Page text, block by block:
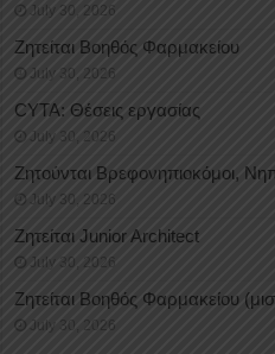
July 30, 2026
Ζητείται Βοηθός Φαρμακείου
July 30, 2026
CYTA: Θέσεις εργασίας
July 30, 2026
Ζητούνται Βρεφονηπιοκόμοι,
July 30, 2026
Ζητείται Junior Architect
July 30, 2026
Ζητείται Βοηθός Φαρμακείου
July 30, 2026